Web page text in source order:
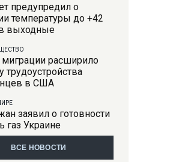
предупредил о
температуры до +42
выходные
миграции расширило
трудоустройства
в США
заявил о готовности
газ Украине
ВСЕ НОВОСТИ